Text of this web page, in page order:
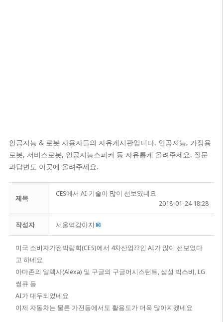
인공지능 & 로봇 사용자들의 자유게시판입니다. 인공지능, 가정용
로봇, 서비스로봇, 인공지능스피커 등 자유롭게 올려주세요. 질문
과답변도 이곳에 올려주세요.
제목
CES에서 AI 기술이 많이 선보였네요
2018-01-24 18:28
작성자 서울역강아지
미국 소비자가전박람회(CES)에서 4차산업??인 AI가 많이 선보였다
고 하네요
아마존의 알렉사(Alexa) 및 구글의 구글어시스턴트, 삼성 빅스비, LG
씽큐 등
AI가 대두되었네요
이제 자동차는 물론 가전등에서도 활용도가 더욱 많아지겠네요